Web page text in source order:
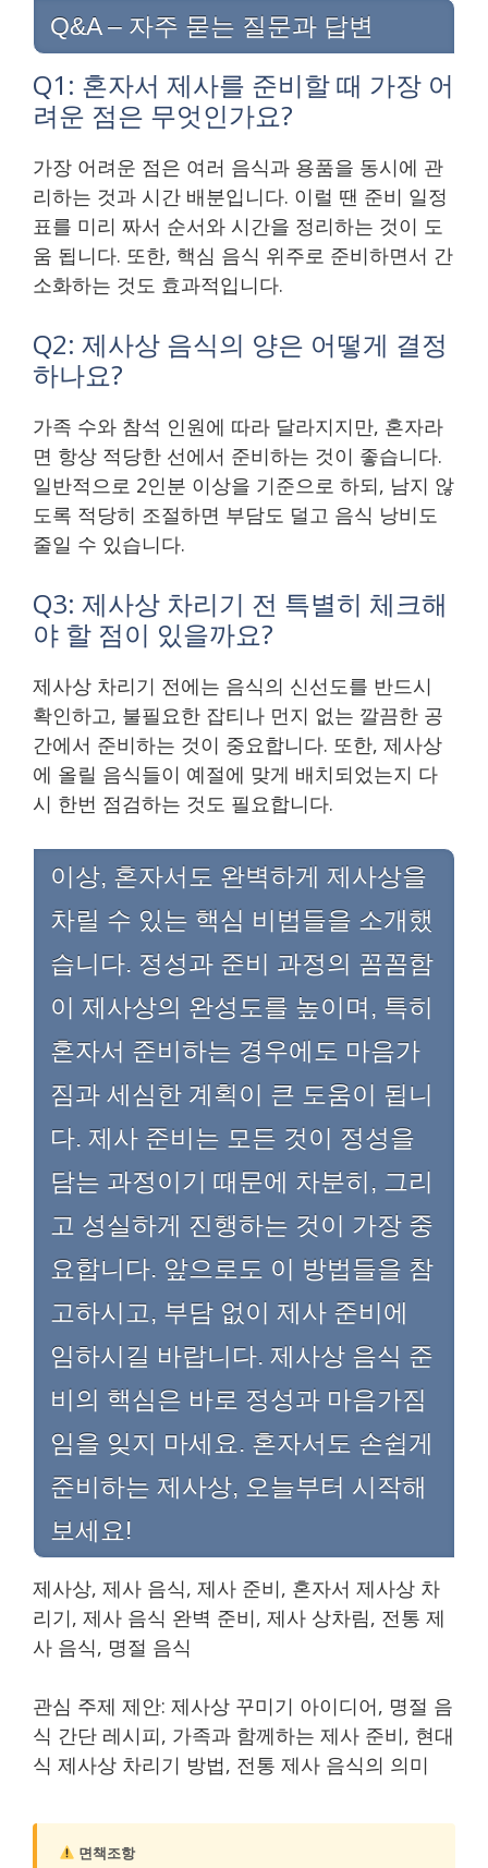
Q&A – 자주 묻는 질문과 답변
Q1: 혼자서 제사를 준비할 때 가장 어
려운 점은 무엇인가요?
가장 어려운 점은 여러 음식과 용품을 동시에 관
리하는 것과 시간 배분입니다. 이럴 땐 준비 일정
표를 미리 짜서 순서와 시간을 정리하는 것이 도
움 됩니다. 또한, 핵심 음식 위주로 준비하면서 간
소화하는 것도 효과적입니다.
Q2: 제사상 음식의 양은 어떻게 결정
하나요?
가족 수와 참석 인원에 따라 달라지지만, 혼자라
면 항상 적당한 선에서 준비하는 것이 좋습니다.
일반적으로 2인분 이상을 기준으로 하되, 남지 않
도록 적당히 조절하면 부담도 덜고 음식 낭비도
줄일 수 있습니다.
Q3: 제사상 차리기 전 특별히 체크해
야 할 점이 있을까요?
제사상 차리기 전에는 음식의 신선도를 반드시
확인하고, 불필요한 잡티나 먼지 없는 깔끔한 공
간에서 준비하는 것이 중요합니다. 또한, 제사상
에 올릴 음식들이 예절에 맞게 배치되었는지 다
시 한번 점검하는 것도 필요합니다.
이상, 혼자서도 완벽하게 제사상을
차릴 수 있는 핵심 비법들을 소개했
습니다. 정성과 준비 과정의 꼼꼼함
이 제사상의 완성도를 높이며, 특히
혼자서 준비하는 경우에도 마음가
짐과 세심한 계획이 큰 도움이 됩니
다. 제사 준비는 모든 것이 정성을
담는 과정이기 때문에 차분히, 그리
고 성실하게 진행하는 것이 가장 중
요합니다. 앞으로도 이 방법들을 참
고하시고, 부담 없이 제사 준비에
임하시길 바랍니다. 제사상 음식 준
비의 핵심은 바로 정성과 마음가짐
임을 잊지 마세요. 혼자서도 손쉽게
준비하는 제사상, 오늘부터 시작해
보세요!
제사상, 제사 음식, 제사 준비, 혼자서 제사상 차
리기, 제사 음식 완벽 준비, 제사 상차림, 전통 제
사 음식, 명절 음식
관심 주제 제안: 제사상 꾸미기 아이디어, 명절 음
식 간단 레시피, 가족과 함께하는 제사 준비, 현대
식 제사상 차리기 방법, 전통 제사 음식의 의미
면책조항